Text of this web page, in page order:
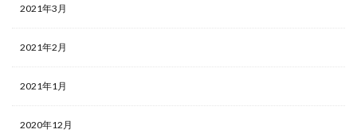
2021年3月
2021年2月
2021年1月
2020年12月